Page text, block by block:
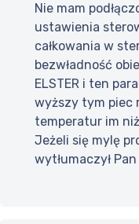
Nie mam
ustawienia
całkowania w
bezwładność
ELSTER i ten
wyższy tym piec
temperatur im
Jeżeli się mylę
wytłumaczył